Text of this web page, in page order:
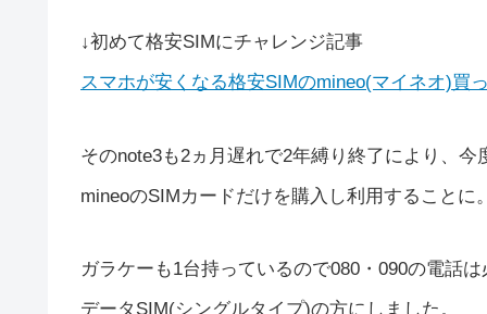
↓初めて格安SIMにチャレンジ記事
スマホが安くなる格安SIMのmineo(マイネオ)買
そのnote3も2ヵ月遅れで2年縛り終了により、
mineoのSIMカードだけを購入し利用することに
ガラケーも1台持っているので080・090の電話
データSIM(シングルタイプ)の方にしました。